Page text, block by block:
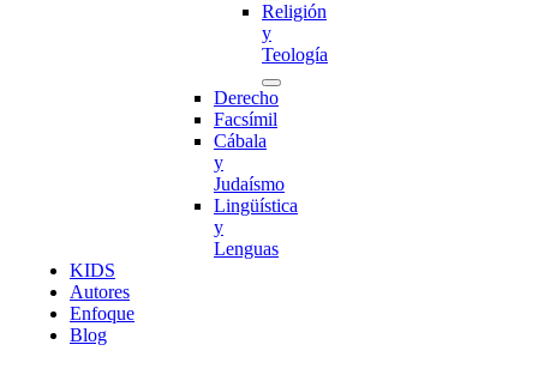
Religión
y
Teología
Derecho
Facsímil
Cábala
y
Judaísmo
Lingüística
y
Lenguas
KIDS
Autores
Enfoque
Blog